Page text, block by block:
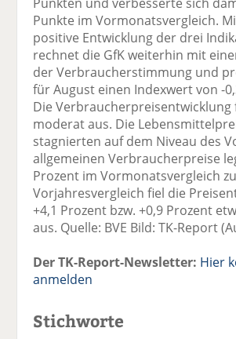
Punkte im Vormonatsvergleich.
positive Entwicklung der drei
rechnet die GfK weiterhin mit
der Verbraucherstimmung und
für August einen Indexwert von -
Die Verbraucherpreisentwicklung
moderat aus. Die
stagnierten auf dem Niveau des
allgemeinen Verbraucherpreise
Prozent im Vormonatsvergleich
Vorjahresvergleich fiel die
+4,1 Prozent bzw. +0,9 Prozent
aus. Quelle: BVE Bild: TK-Report
Der TK-Report-Newsletter: Hier
anmelden
Stichworte